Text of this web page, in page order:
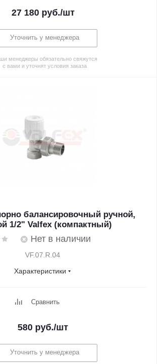
27 180руб./шт
Уточнить у менеджера
менеджеры обязательно свяжутся
с вами и уточнят условия заказа
балансировочный ручной,
1/2" Valfex (компактный)
Нет в наличии
VF.07.R.04
Характеристики
Сравнить
580 руб./шт
Уточнить у менеджера